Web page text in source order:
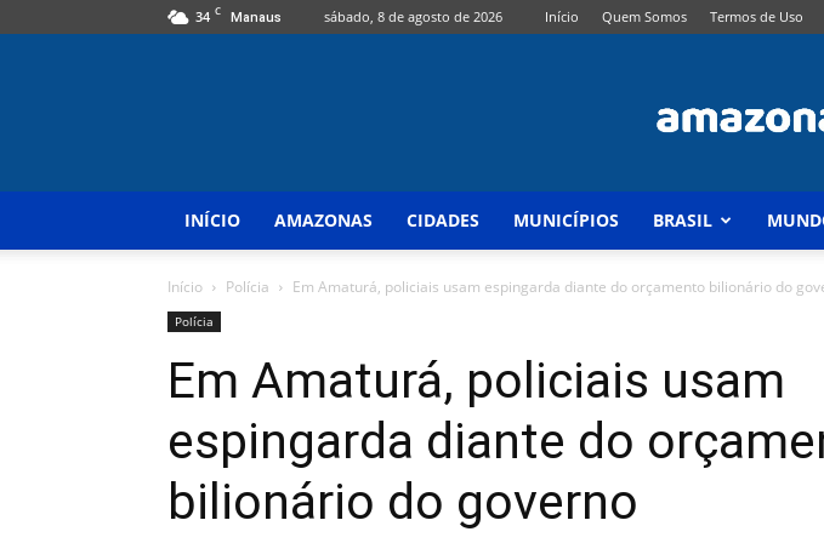
34 C Manaus sábado, 8 de agosto de 2026 Início Quem Somos Termos de Uso
INÍCIO AMAZONAS CIDADES MUNICÍPIOS BRASIL
Início Polícia Em Amaturá, policiais usam espingarda diante do orçamento bilionário do
Polícia
Em Amaturá, policiais usam
espingarda diante do
bilionário do governo